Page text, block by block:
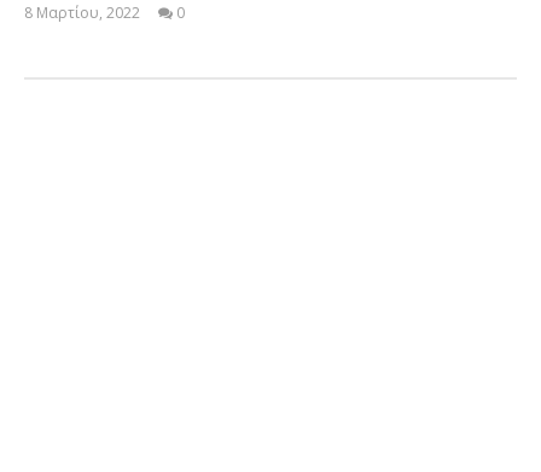
8 Μαρτίου, 2022
0